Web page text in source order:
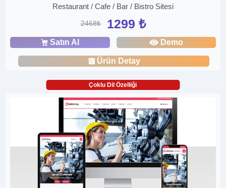
Restaurant / Cafe / Bar / Bistro Sitesi
2468₺ 1299 ₺
Satın Al Demo
Ürün Detay
Çoklu Dil Özelliği